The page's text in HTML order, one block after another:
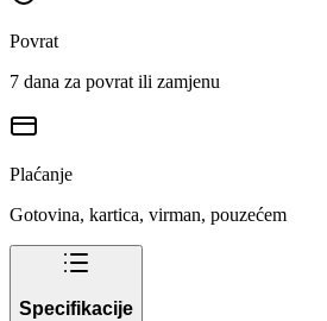
Povrat
7 dana za povrat ili zamjenu
Plaćanje
Gotovina, kartica, virman, pouzećem
Specifikacije